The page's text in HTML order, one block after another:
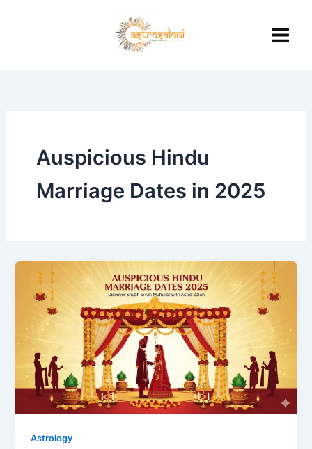
Auspicious Hindu
Marriage Dates in 2025
Astrology